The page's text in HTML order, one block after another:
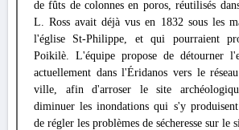
de fûts de colonnes en poros, réutilisés
L. Ross avait déjà vus en 1832 sous les
l'église St-Philippe, et qui pourraient
Poikilè. L'équipe propose de détourner
actuellement dans l'Éridanos vers le
ville, afin d'arroser le site
diminuer les inondations qui s'y
de régler les problèmes de sécheresse sur le